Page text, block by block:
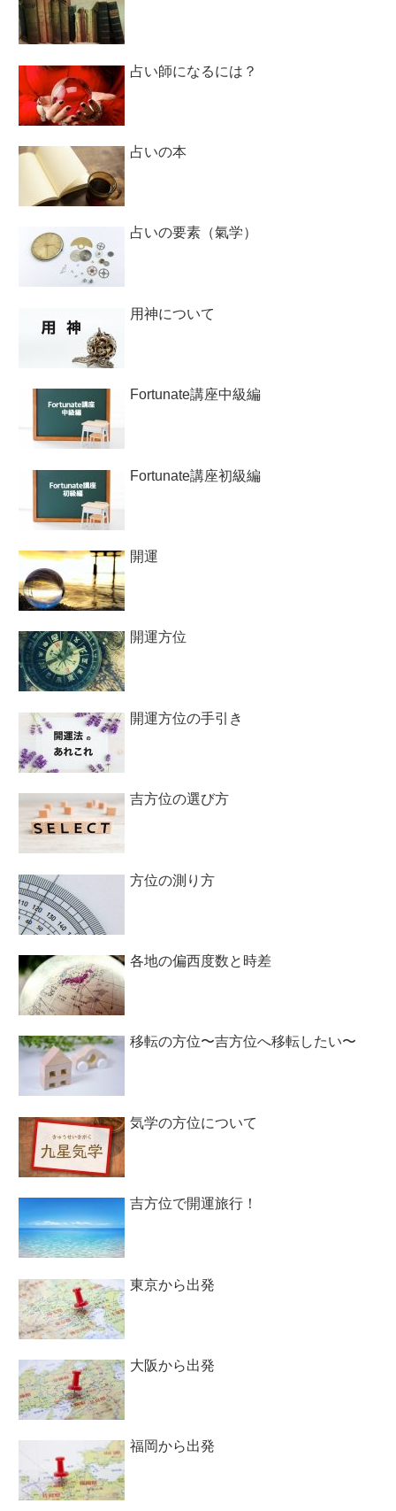
占い師になるには？
占いの本
占いの要素（氣学）
用神について
Fortunate講座中級編
Fortunate講座初級編
開運
開運方位
開運方位の手引き
吉方位の選び方
方位の測り方
各地の偏西度数と時差
移転の方位〜吉方位へ移転したい〜
気学の方位について
吉方位で開運旅行！
東京から出発
大阪から出発
福岡から出発